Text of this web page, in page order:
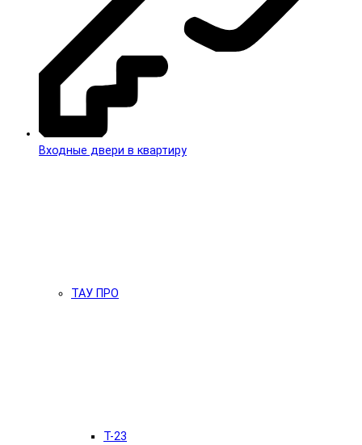
Входные двери в квартиру
ТАУ ПРО
T-23